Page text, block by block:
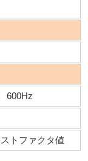
600Hz
トファクタ値